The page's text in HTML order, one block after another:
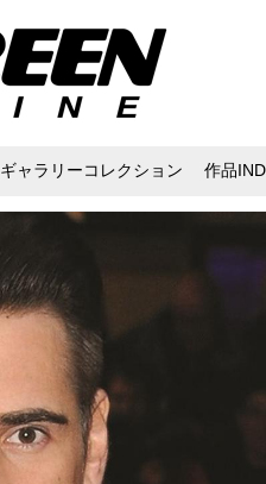
ギャラリーコレクション 作品